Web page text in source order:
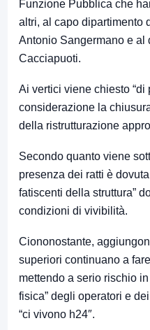
Funzione Pubblica che
altri, al capo dipartimento
Antonio Sangermano e al
Cacciapuoti.
Ai vertici viene chiesto
considerazione la
della ristrutturazione
Secondo quanto viene
presenza dei ratti è
fatiscenti della struttura”
condizioni di vivibilità.
Ciononostante,
superiori continuano a
mettendo a serio rischio
fisica” degli operatori e
“ci vivono h24″.